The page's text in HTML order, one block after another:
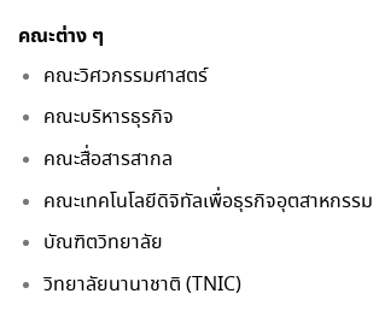
คณะต่าง ๆ
คณะวิศวกรรมศาสตร์
คณะบริหารธุรกิจ
คณะสื่อสารสากล
คณะเทคโนโลยีดิจิทัลเพื่อธุรกิจอุตสาหกรรม
บัณฑิตวิทยาลัย
วิทยาลัยนานาชาติ (TNIC)